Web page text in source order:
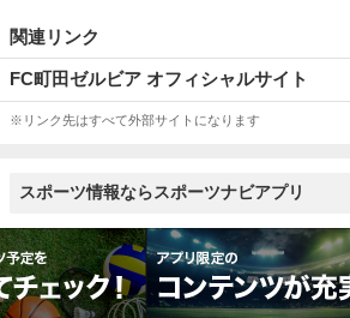
関連リンク
FC町田ゼルビア オフィシャルサイト
※リンク先はすべて外部サイトになります
スポーツ情報ならスポーツナビアプリ